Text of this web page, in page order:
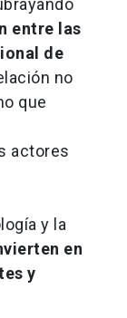
entre las
de
no
que
actores
y la
en
y